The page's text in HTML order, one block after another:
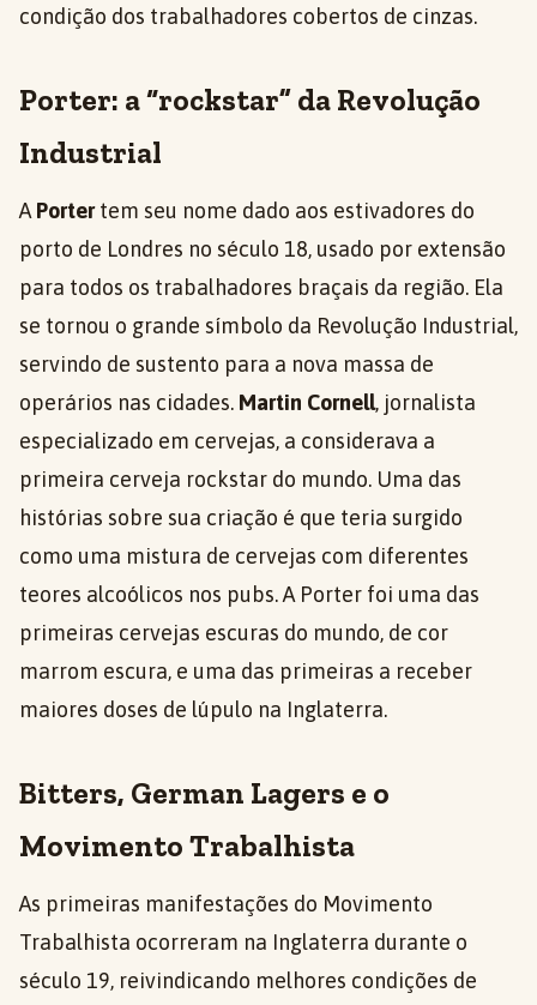
condição dos trabalhadores cobertos de cinzas.
Porter: a “rockstar” da Revolução
Industrial
A Portertem seu nome dado aos estivadores do
porto de Londres no século 18, usado por extensão
para todos os trabalhadores braçais da região. Ela
se tornou o grande símbolo da Revolução Industrial,
servindo de sustento para a nova massa de
operários nas cidades. Martin Cornell, jornalista
especializado em cervejas, a considerava a
primeira cerveja rockstar do mundo. Uma das
histórias sobre sua criação é que teria surgido
como uma mistura de cervejas com diferentes
teores alcoólicos nos pubs. A Porter foi uma das
primeiras cervejas escuras do mundo, de cor
marrom escura, e uma das primeiras a receber
maiores doses de lúpulo na Inglaterra.
Bitters, German Lagers e o
Movimento Trabalhista
As primeiras manifestações do Movimento
Trabalhista ocorreram na Inglaterra durante o
século 19, reivindicando melhores condições de